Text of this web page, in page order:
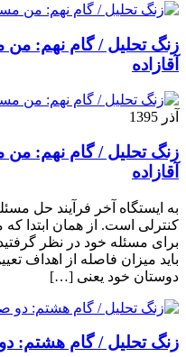
زنگ تحلیل / گام نهم: من
آقازاده
آذر 1395
زنگ تحلیل / گام نهم: من
آقازاده
به ایستگاه آخر فرآیند حل
کنترلی است. از همان ابتدا که
برای مسئله خود در نظر
باید میزان فاصله از اهداف
دوستان خود یعنی […]
زنگ تحلیل / گام هشتم: